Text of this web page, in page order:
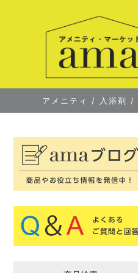
アメニティ / 入浴剤 /